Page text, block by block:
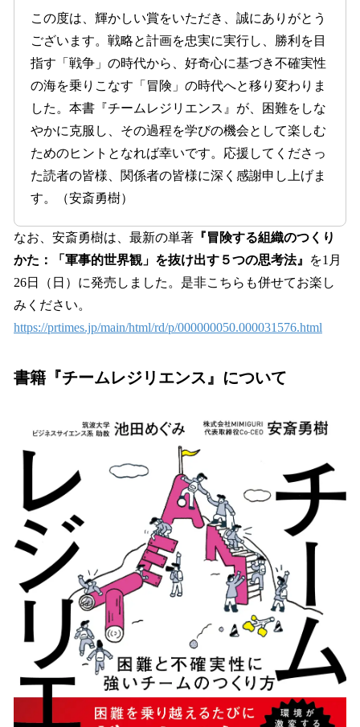
この度は、輝かしい賞をいただき、誠にありがとう
ございます。戦略と計画を忠実に実行し、勝利を目
指す「戦争」の時代から、好奇心に基づき不確実性
の海を乗りこなす「冒険」の時代へと移り変わりま
した。本書『チームレジリエンス』が、困難をしな
やかに克服し、その過程を学びの機会として楽しむ
ためのヒントとなれば幸いです。応援してくださっ
た読者の皆様、関係者の皆様に深く感謝申し上げま
す。（安斎勇樹）
なお、安斎勇樹は、最新の単著 『冒険する組織のつくり
かた：「軍事的世界観」を抜け出す５つの思考法』
を1月
26日（日）に発売しました。是非こちらも併せてお楽し
みください。
https://prtimes.jp/main/html/rd/p/000000050.000031576.html
書籍『チームレジリエンス』について